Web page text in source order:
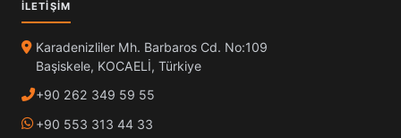
İLETIŞIM
Karadenizliler Mh. Barbaros Cd. No:109
Başiskele, KOCAELİ, Türkiye
+90 262 349 59 55
+90 553 313 44 33